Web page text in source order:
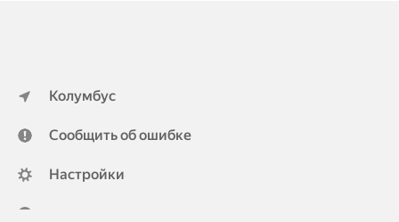
Колумбус
Сообщить об ошибке
Настройки